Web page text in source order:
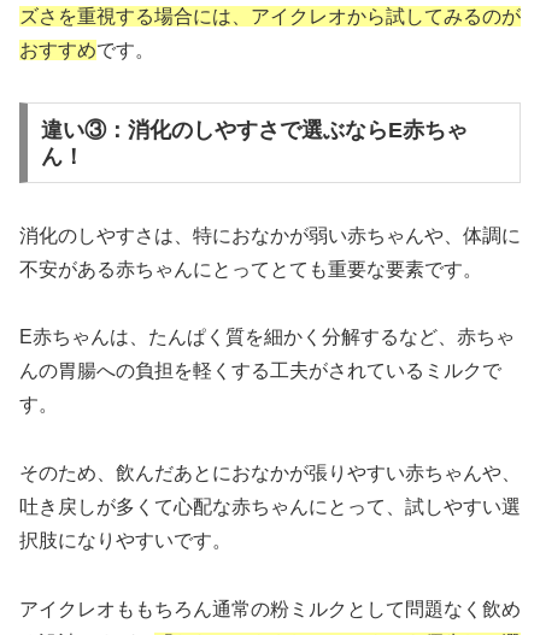
ズさを重視する場合には、アイクレオから試してみるのが
おすすめです。
違い③：消化のしやすさで選ぶならE赤ちゃ
ん！
消化のしやすさは、特におなかが弱い赤ちゃんや、体調に
不安がある赤ちゃんにとってとても重要な要素です。
E赤ちゃんは、たんぱく質を細かく分解するなど、赤ちゃ
んの胃腸への負担を軽くする工夫がされているミルクで
す。
そのため、飲んだあとにおなかが張りやすい赤ちゃんや、
吐き戻しが多くて心配な赤ちゃんにとって、試しやすい選
択肢になりやすいです。
アイクレオももちろん通常の粉ミルクとして問題なく飲め